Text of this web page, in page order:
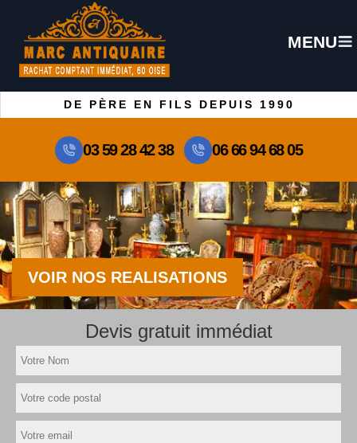
MENU
DE PÈRE EN FILS DEPUIS 1990
03 59 28 42 38 06 66 94 68 05
VOIR NOS REALISATIONS
Devis gratuit immédiat